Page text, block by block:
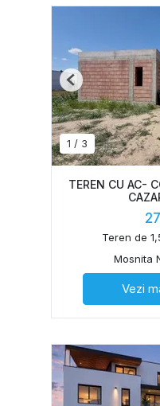
1 / 3
Previous
TEREN CU AC-
Teren de
Mosnita
Vezi